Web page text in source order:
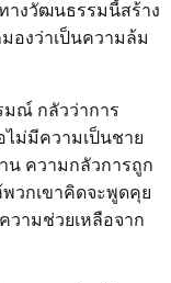
างวัฒนธรรมนี้สร้าง
องว่าเป็นความล้ม
มณ์ กลัวว่าการ
ม่มีความเป็นชาย
น ความกลัวการถูก
วกเขาคิดจะพูดคุย
วามช่วยเหลือจาก